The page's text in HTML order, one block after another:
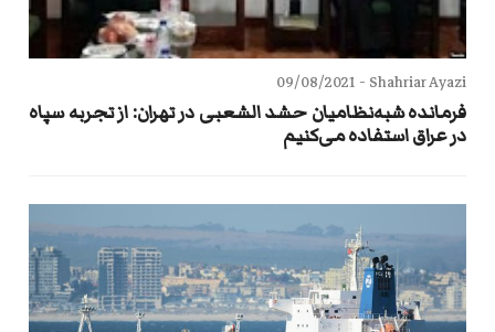
Shahriar Ayazi -
09/08/2021
فرمانده شبه‌نظامیان حشد الشعبی در تهران: از تجربه سپاه
در عراق استفاده می‌کنیم